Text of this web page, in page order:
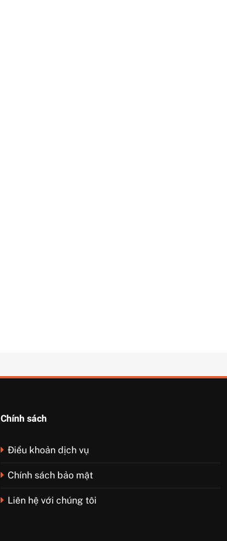
Chính sách
Điều khoản dịch vụ
Chính sách bảo mật
Liên hệ với chúng tôi